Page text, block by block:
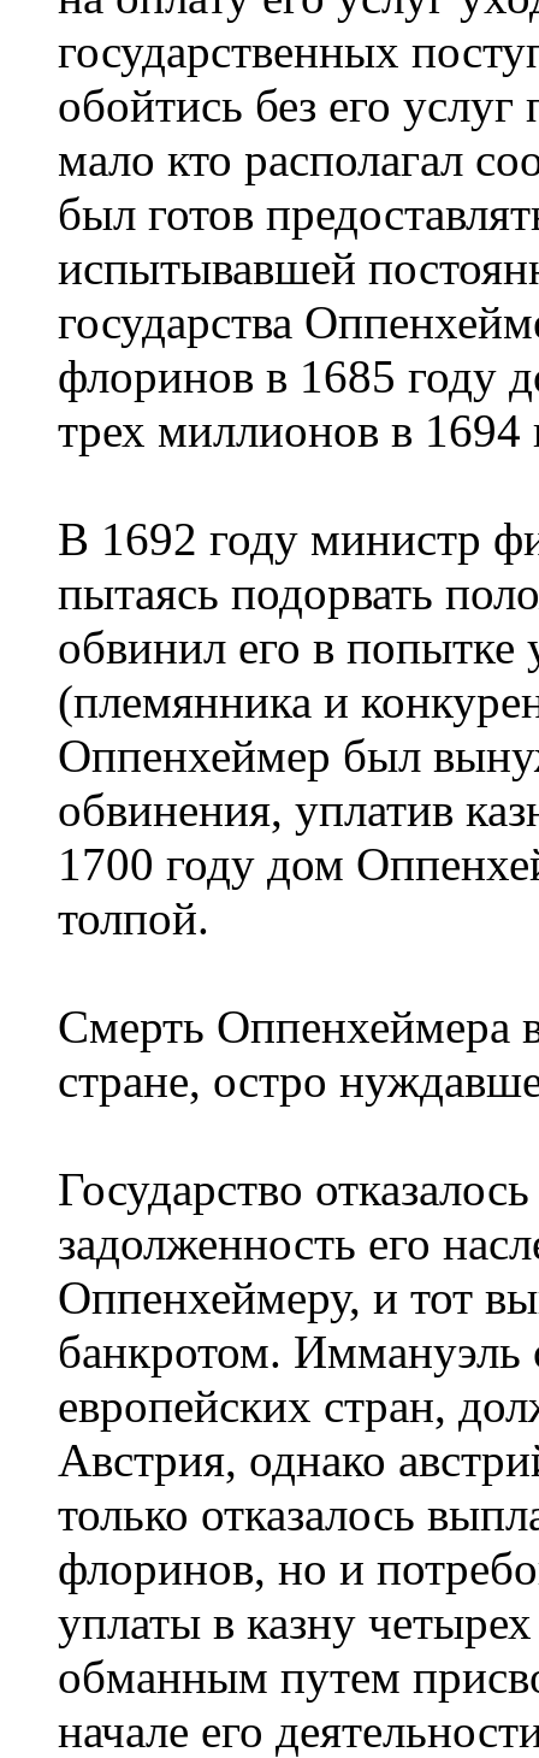
государственных
обойтись без его услуг
мало кто располагал
был готов
испытывавшей
государства
флоринов в 1685 году
трех миллионов в 1694
В 1692 году министр
пытаясь подорвать
обвинил его в попытке
(племянника и
Оппенхеймер был
обвинения, уплатив
1700 году дом
толпой.
Смерть Оппенхеймера
стране, остро
Государство
задолженность его
Оппенхеймеру, и тот
банкротом. Иммануэль
европейских стран,
Австрия, однако
только отказалось
флоринов, но и
уплаты в казну
обманным путем
начале его